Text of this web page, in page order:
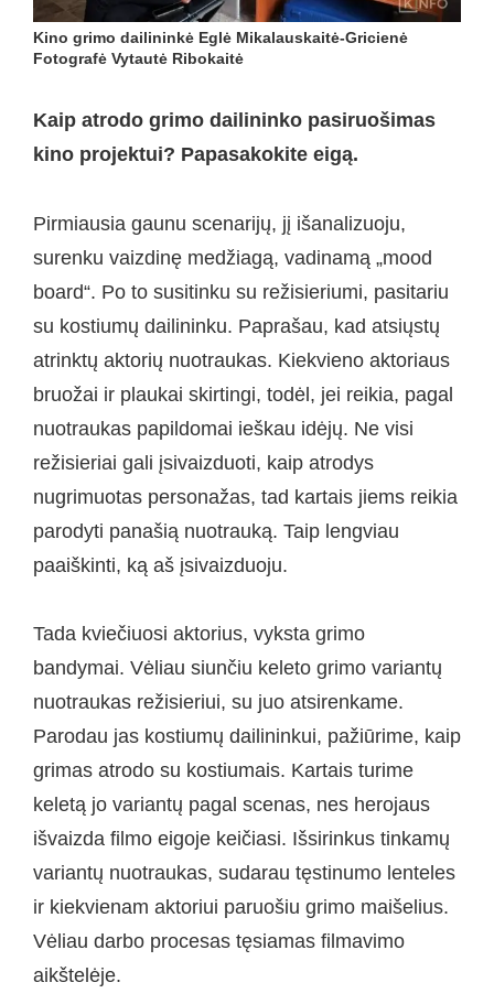
Kino grimo dailininkė Eglė Mikalauskaitė-Gricienė
Fotografė Vytautė Ribokaitė
Kaip atrodo grimo dailininko pasiruošimas
kino projektui? Papasakokite eigą.
Pirmiausia gaunu scenarijų, jį išanalizuoju,
surenku vaizdinę medžiagą, vadinamą „mood
board“. Po to susitinku su režisieriumi, pasitariu
su kostiumų dailininku. Paprašau, kad atsiųstų
atrinktų aktorių nuotraukas. Kiekvieno aktoriaus
bruožai ir plaukai skirtingi, todėl, jei reikia, pagal
nuotraukas papildomai ieškau idėjų. Ne visi
režisieriai gali įsivaizduoti, kaip atrodys
nugrimuotas personažas, tad kartais jiems reikia
parodyti panašią nuotrauką. Taip lengviau
paaiškinti, ką aš įsivaizduoju.
Tada kviečiuosi aktorius, vyksta grimo
bandymai. Vėliau siunčiu keleto grimo variantų
nuotraukas režisieriui, su juo atsirenkame.
Parodau jas kostiumų dailininkui, pažiūrime, kaip
grimas atrodo su kostiumais. Kartais turime
keletą jo variantų pagal scenas, nes herojaus
išvaizda filmo eigoje keičiasi. Išsirinkus tinkamų
variantų nuotraukas, sudarau tęstinumo lenteles
ir kiekvienam aktoriui paruošiu grimo maišelius.
Vėliau darbo procesas tęsiamas filmavimo
aikštelėje.